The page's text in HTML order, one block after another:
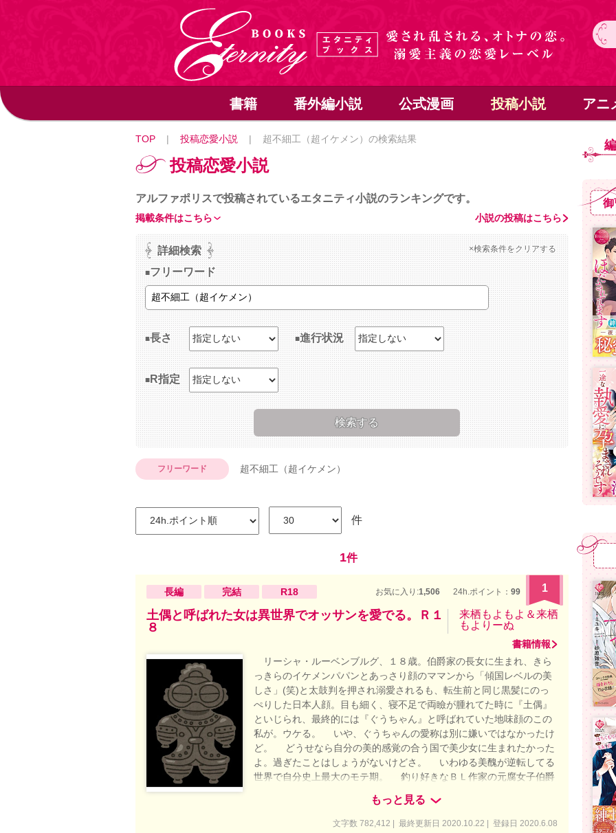
書籍 番外編小説 公式漫画 投稿小説 アニ
TOP | 投稿恋愛小説 | 超不細工（超イケメン）の検索結果
投稿恋愛小説
アルファポリスで投稿されているエタニティ小説のランキングです。
小説の投稿はこちら
掲載条件はこちら
詳細検索 ×検索条件をクリアする
フリーワード
長さ 進行状況
R指定
フリーワード 超不細工（超イケメン）
件
1件
長編 完結 R18 お気に入り:1,506 24h.ポイント： 99 1
土偶と呼ばれた女は異世界でオッサンを愛でる。Ｒ１
８
来栖もよもよ＆来栖
もよりーぬ
書籍情報
リーシャ・ルーベンブルグ、１８歳。伯爵家の長女に生まれ、きら
っきらのイケメンパパンとあっさり顔のママンから「傾国レベルの美
しさ」(笑)と太鼓判を押され溺愛されるも、転生前と同じ黒髪にのっ
ぺりした日本人顔。目も細く、寝不足で両瞼が腫れてた時に『土偶』
といじられ、最終的には『ぐうちゃん』と呼ばれていた地味顔のこの
私が。ウケる。 いや、ぐうちゃんの愛称は別に嫌いではなかったけ
ど。 どうせなら自分の美的感覚の合う国で美少女に生まれたかった
よ。過ぎたことはしょうがないけどさ。 いわゆる美醜が逆転してる
世界で自分史上最大のモテ期。 釣り好きなＢＬ作家の元腐女子伯爵
令嬢と、３２歳の不憫系な騎士団隊長との恋物語。 【本編完結】追加
予定のなかったＲ18部分と新婚生活含めた番外編を連載中です。（33
話でいったん完結してるので、34話でググっと話が巻き戻っておりま
もっと見る
文字数 782,412 | 最終更新日 2020.10.22 | 登録日 2020.6.08